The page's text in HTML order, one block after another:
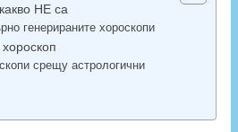
НЕ са
генерираните хороскопи
срещу астрологични